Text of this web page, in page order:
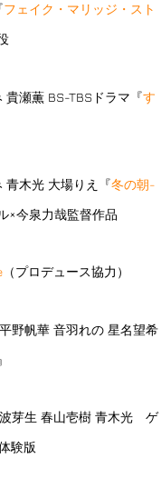
フェイク・マリッジ・スト
貴瀬薫 BS-TBSドラマ『す
青木光 大場りえ『冬の朝-
×今泉力哉監督作品
（プロデュース協力）
野帆華 音羽れの 星名望希
波芽生 春山壱樹 青木光 ゲ
験版